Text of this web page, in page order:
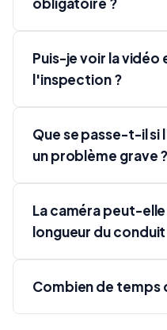
Puis-je voir la
l'inspection ?
Que se passe-t-il
un problème grave ?
La caméra peut-
longueur du conduit
Combien de temps